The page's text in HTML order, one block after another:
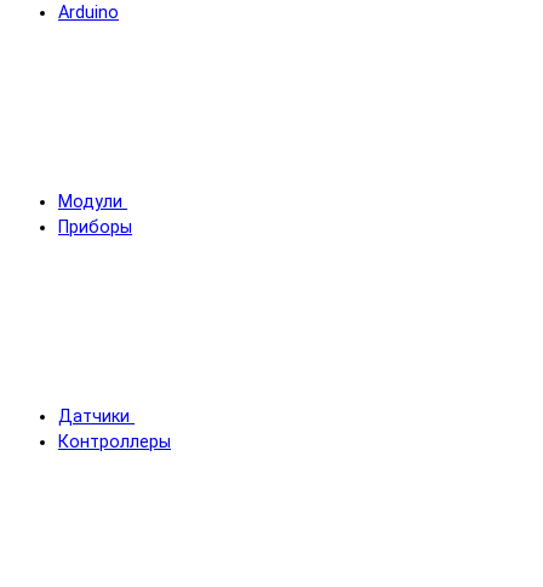
Arduino
Модули
Приборы
Датчики
Контроллеры